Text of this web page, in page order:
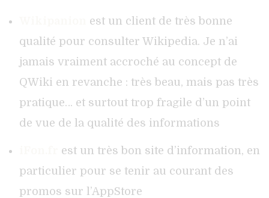
est un client de très bonne
qualité pour consulter Wikipedia. Je n’ai
jamais vraiment accroché au concept de
QWiki en revanche : très beau, mais pas très
pratique… et surtout trop fragile d’un point
de vue de la qualité des informations
est un très bon site d’information, en
particulier pour se tenir au courant des
promos sur l’AppStore